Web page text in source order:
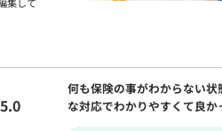
5.0
何も保険の事がわからない状
な対応でわかりやすくて良か